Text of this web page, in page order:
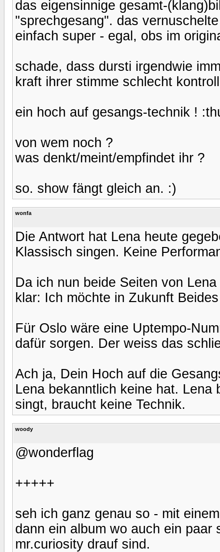
das eigensinnige gesamt-
"sprechgesang". das
einfach super - egal, obs im
schade, dass dursti irgendwie
kraft ihrer stimme schlecht
ein hoch auf gesangs-technik !
von wem noch ?
was denkt/meint/empfindet ihr ?
so. show fängt gleich an. :)
wonfa
Die Antwort hat Lena heute
Klassisch singen. Keine
Da ich nun beide Seiten von
klar: Ich möchte in Zukunft
Für Oslo wäre eine Uptempo-
dafür sorgen. Der weiss das
Ach ja, Dein Hoch auf die
Lena bekanntlich keine hat.
singt, braucht keine Technik.
woody
@wonderflag
+++++
seh ich ganz genau so - mit
dann ein album wo auch ein paar
mr.curiosity drauf sind.